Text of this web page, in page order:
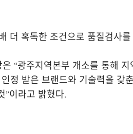
더 혹독한 조건으로 품질검사를
“광주지역본부 개소를 통해
정 받은 브랜드와 기술력을 갖
”이라고 밝혔다.